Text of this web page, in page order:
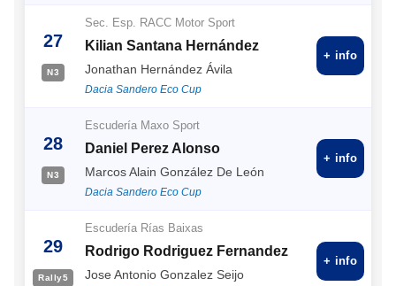
27
N3
Sec. Esp. RACC Motor Sport
Kilian Santana Hernández
Jonathan Hernández Ávila
Dacia Sandero Eco Cup
+ info
28
N3
Escudería Maxo Sport
Daniel Perez Alonso
Marcos Alain González De León
Dacia Sandero Eco Cup
+ info
29
Rally5
Escudería Rías Baixas
Rodrigo Rodriguez Fernandez
Jose Antonio Gonzalez Seijo
+ info